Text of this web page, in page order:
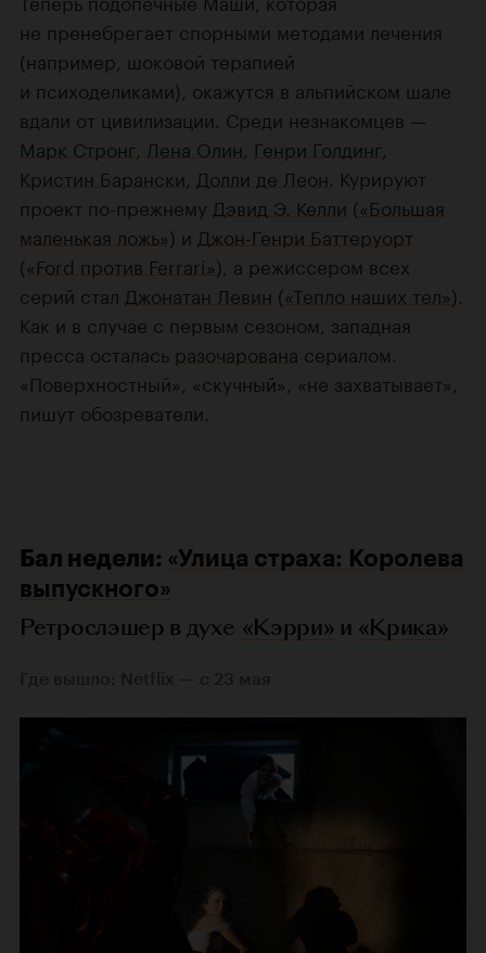
не пренебрегает спорными методами лечения
(например, шоковой терапией
и психоделиками), окажутся в альпийском шале
вдали от цивилизации. Среди незнакомцев —
Марк Стронг Лена Олин Генри Голдинг
Кристин Барански Долли де Леон . Курируют
проект по-прежнему Дэвид Э. Келли («Большая
маленькая ложь») и Джон-Генри Баттеруорт
(«Ford против Ferrari»), а режиссером всех
серий стал Джонатан Левин («Тепло наших тел»).
Как и в случае с первым сезоном, западная
пресса осталась разочарована сериалом.
«Поверхностный», «скучный», «не захватывает»,
пишут обозреватели.
Бал недели: «Улица страха: Королева
выпускного»
Ретрослэшер в духе «Кэрри» и «Крика»